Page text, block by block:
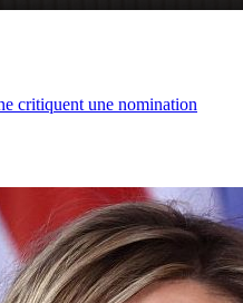
critiquent une nomination